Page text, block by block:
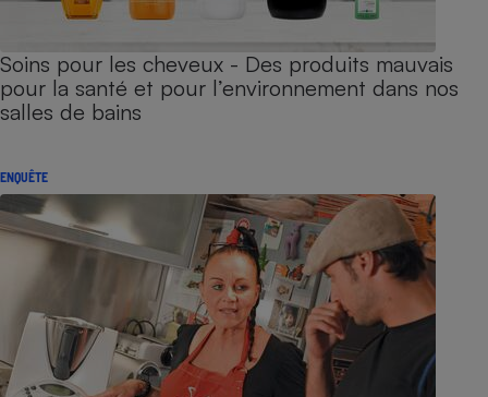
Soins pour les cheveux - Des produits mauvais
pour la santé et pour l’environnement dans nos
salles de bains
ENQUÊTE